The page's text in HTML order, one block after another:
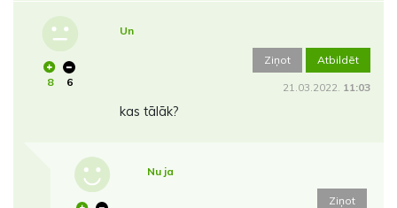
8 6
Un
Ziņot Atbildēt
21.03.2022. 11:03
kas tālāk?
Nu ja
Ziņot